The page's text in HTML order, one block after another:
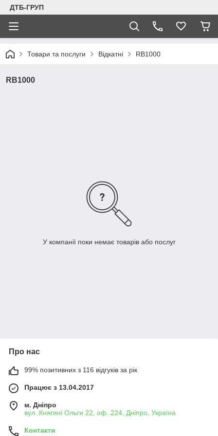
ДТБ-ГРУП
Товари та послуги Відкатні RB1000
RB1000
У компанії поки немає товарів або послуг
Про нас
99% позитивних з 116 відгуків за рік
Працює з 13.04.2017
м. Дніпро
вул. Княгині Ольги 22, оф. 224, Дніпро, Україна
Контакти